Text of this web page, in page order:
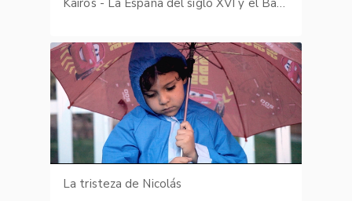
Kairos - La España del siglo XVI y el Barroco
La tristeza de Nicolás